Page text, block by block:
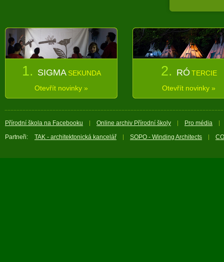
1. SIGMA SEKUNDA
Otevřít novinky »
2. RÓ TERCIE
Otevřít novinky »
Přírodní škola na Facebooku Online archiv Přírodní školy
Pro média
Partneři:
TAK - architektonická kancelář SOPO - Winding Architects